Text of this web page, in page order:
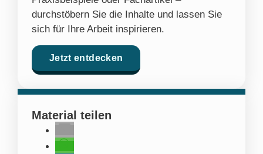
durchstöbern Sie die Inhalte und lassen Sie
sich für Ihre Arbeit inspirieren.
Jetzt entdecken
Material teilen